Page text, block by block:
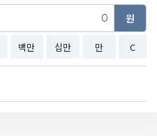
원
백만 십만 만 C